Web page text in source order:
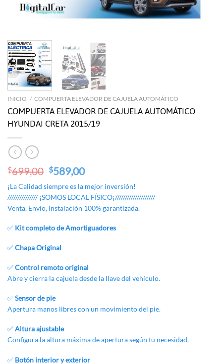
INICIO / COMPUERTA ELEVADOR DE CAJUELA AUTOMÁTICO
COMPUERTA ELEVADOR DE CAJUELA AUTOMÁTICO
HYUNDAI CRETA 2015/19
$699,00 Original
was:
$699,00.
$589,00Current
is:
$589,00.
¡La Calidad siempre es la mejor inversión!
/////////////// ¡SOMOS LOCAL FÍSICO¡////////////////////
Venta, Envío, Instalación 100% garantizada.
✅ Kit completo de Amortiguadores
✅Chapa Original
✅Control remoto original
Abre y cierra la cajuela desde la llave del vehículo.
✅Sensor de pie
Apertura manos libres con un movimiento del pie.
✅Altura ajustable
Configura la altura máxima de apertura según tu necesidad.
✅ Botón interior y exterior